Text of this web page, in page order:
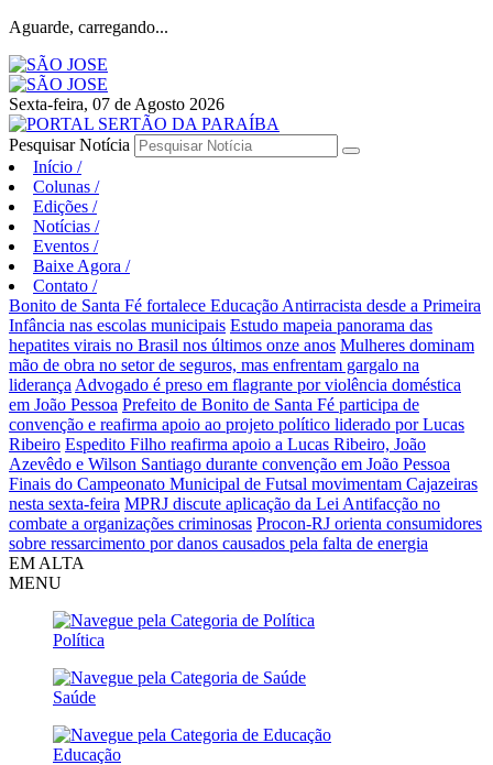
Aguarde, carregando...
Sexta-feira, 07 de Agosto 2026
Pesquisar Notícia
Início /
Colunas /
Edições /
Notícias /
Eventos /
Baixe Agora /
Contato /
Bonito de Santa Fé fortalece Educação Antirracista desde a Primeira
Infância nas escolas municipais Estudo mapeia panorama das
hepatites virais no Brasil nos últimos onze anos Mulheres dominam
mão de obra no setor de seguros, mas enfrentam gargalo na
liderança Advogado é preso em flagrante por violência doméstica
em João Pessoa Prefeito de Bonito de Santa Fé participa de
convenção e reafirma apoio ao projeto político liderado por Lucas
Ribeiro Espedito Filho reafirma apoio a Lucas Ribeiro, João
Azevêdo e Wilson Santiago durante convenção em João Pessoa
Finais do Campeonato Municipal de Futsal movimentam Cajazeiras
nesta sexta-feira MPRJ discute aplicação da Lei Antifacção no
combate a organizações criminosas Procon-RJ orienta consumidores
sobre ressarcimento por danos causados pela falta de energia
EM ALTA
MENU
Política
Saúde
Educação